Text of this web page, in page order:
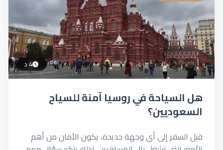
4 د
هل السياحة في روسيا آمنة للسياح
السعوديين؟
قبل السفر إلى أي وجهة جديدة، يكون الأمان من أهم